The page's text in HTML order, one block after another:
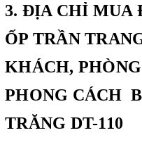
3. ĐỊA CHỈ MUA
ỐP TRẦN
KHÁCH,
PHONG CÁCH
TRĂNG DT-110